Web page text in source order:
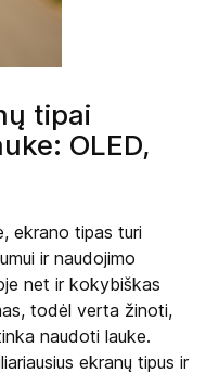
tipai
OLED,
ekrano tipas turi
ir naudojimo
net ir kokybiškas
todėl verta žinoti,
naudoti lauke.
ekranų tipus ir